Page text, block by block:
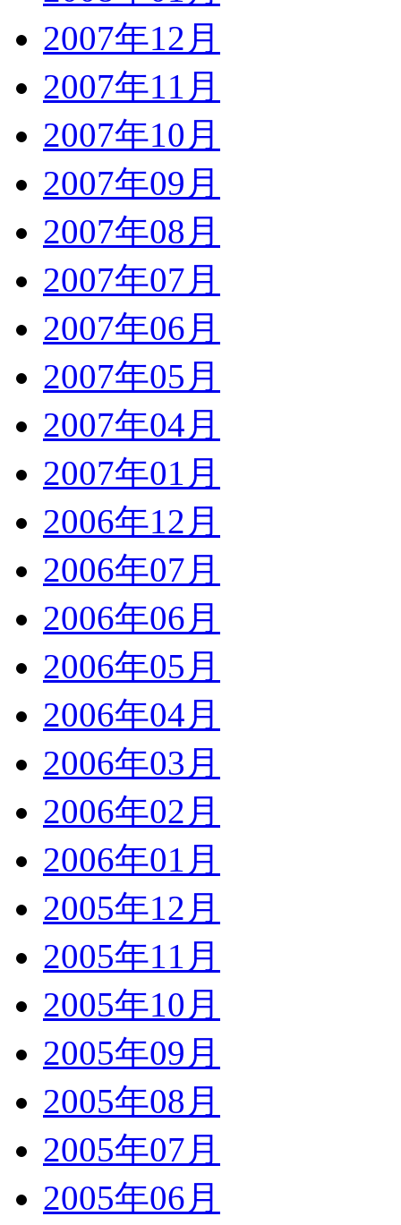
2007年12月
2007年11月
2007年10月
2007年09月
2007年08月
2007年07月
2007年06月
2007年05月
2007年04月
2007年01月
2006年12月
2006年07月
2006年06月
2006年05月
2006年04月
2006年03月
2006年02月
2006年01月
2005年12月
2005年11月
2005年10月
2005年09月
2005年08月
2005年07月
2005年06月